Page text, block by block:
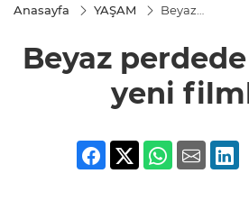
Anasayfa YAŞAM
Beyaz
yeni
filmleri
Beyaz
yeni